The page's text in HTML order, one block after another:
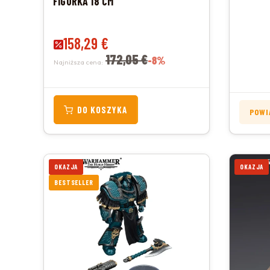
Cena promocyjna
158,29 €
Najniższa cena: 172,05 €-8%
DO KOSZYKA
OKAZJA
BESTSELLER
OKAZJA